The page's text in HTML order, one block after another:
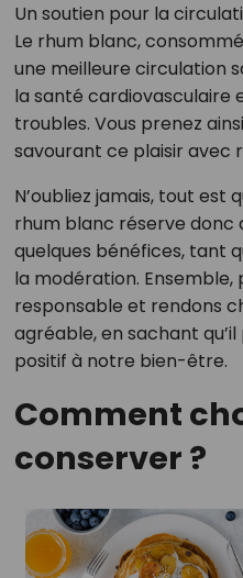
Un soutien pour la
Le rhum blanc,
une meilleure circulation
la santé cardiovasculaire
troubles. Vous prenez
savourant ce plaisir avec
N’oubliez jamais, tout est
rhum blanc réserve donc
quelques bénéfices, tant
la modération.
responsable et rendons
agréable, en sachant
positif à notre bien-être.
Comment
conserver ?